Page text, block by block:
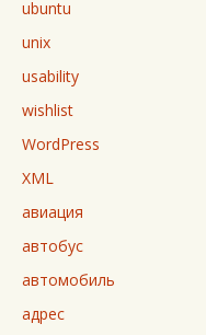
ubuntu
unix
usability
wishlist
WordPress
XML
авиация
автобус
автомобиль
адрес